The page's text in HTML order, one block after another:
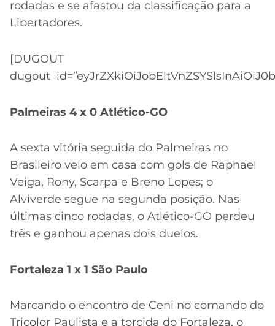
rodadas e se afastou da classificação para a
Libertadores.
[DUGOUT
Palmeiras 4 x 0 Atlético-GO
A sexta vitória seguida do Palmeiras no
Brasileiro veio em casa com gols de Raphael
Veiga, Rony, Scarpa e Breno Lopes; o
Alviverde segue na segunda posição. Nas
últimas cinco rodadas, o Atlético-GO perdeu
três e ganhou apenas dois duelos.
Fortaleza 1 x 1 São Paulo
Marcando o encontro de Ceni no comando do
Tricolor Paulista e a torcida do Fortaleza, o